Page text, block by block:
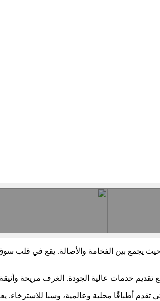
يجمع بين الفخامة والأصالة. يقع في قلب
خدمات عالية الجودة. الغرف مريحة
أطباقًا محلية وعالمية، وسبا للاسترخاء.